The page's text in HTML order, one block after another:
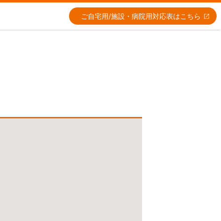
ご自宅用/施設・病院用対応表はこちら